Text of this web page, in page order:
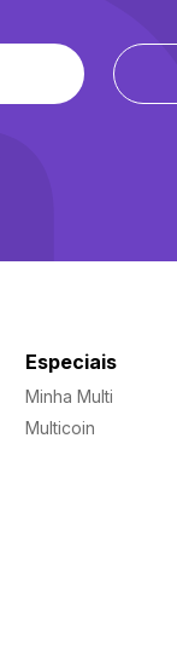
Especiais
Minha Multi
Multicoin